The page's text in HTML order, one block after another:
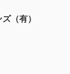
（有）